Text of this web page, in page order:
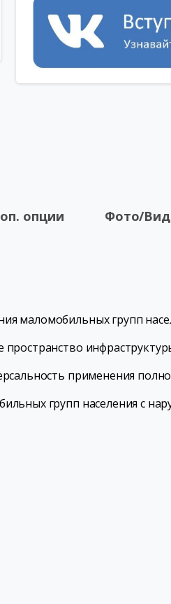
опции Фото/
маломобильных групп
применения
групп населения с